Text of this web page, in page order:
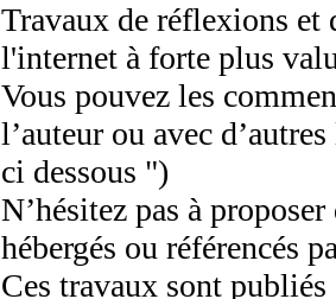
Travaux de réflexions et
l'internet à forte plus
Vous pouvez les
l’auteur ou avec
ci dessous ")
N’hésitez pas à
hébergés ou référencés
Ces travaux sont